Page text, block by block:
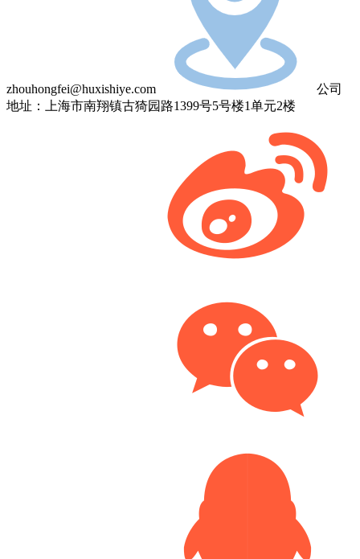
zhouhongfei@huxishiye.com
公司
地址：上海市南翔镇古猗园路1399号5号楼1单元2楼